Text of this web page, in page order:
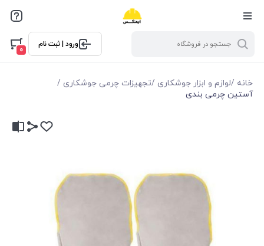
ورود | ثبت نام
0
خانه /لوازم و ابزار جوشکاری /تجهیزات چرمی جوشکاری /
آستین چرمی بندی